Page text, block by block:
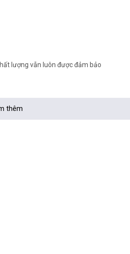
lượng vẫn luôn được đảm bảo
thêm